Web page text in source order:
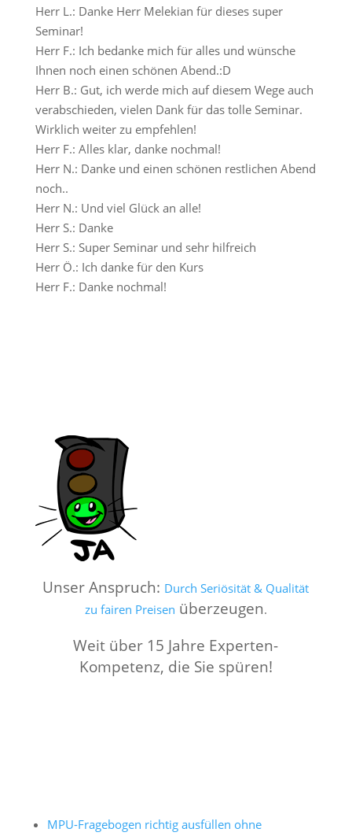
Herr L.: Danke Herr Melekian für dieses super
Seminar!
Herr F.: Ich bedanke mich für alles und wünsche
Ihnen noch einen schönen Abend.:D
Herr B.: Gut, ich werde mich auf diesem Wege auch
verabschieden, vielen Dank für das tolle Seminar.
Wirklich weiter zu empfehlen!
Herr F.: Alles klar, danke nochmal!
Herr N.: Danke und einen schönen restlichen Abend
noch..
Herr N.: Und viel Glück an alle!
Herr S.: Danke
Herr S.: Super Seminar und sehr hilfreich
Herr Ö.: Ich danke für den Kurs
Herr F.: Danke nochmal!
Unser Anspruch: Durch Seriösität & Qualität
zu fairen Preisen überzeugen.
Weit über 15 Jahre Experten-
Kompetenz, die Sie spüren!
MPU-Fragebogen richtig ausfüllen ohne